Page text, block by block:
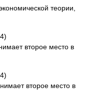
теории,
второе место в
второе место в